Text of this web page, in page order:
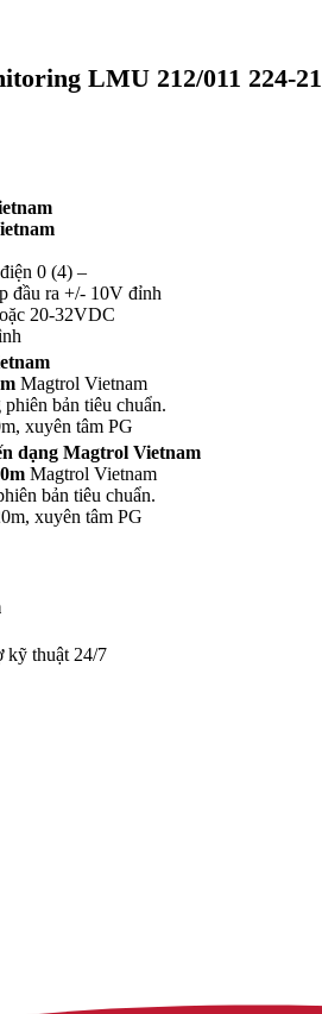
LMU 212/011 224-
0 (4) –
đầu ra +/- 10V đỉnh
20-32VDC
Magtrol Vietnam
bản tiêu chuẩn.
xuyên tâm PG
dạng Magtrol Vietnam
Magtrol Vietnam
bản tiêu chuẩn.
xuyên tâm PG
kỹ thuật 24/7